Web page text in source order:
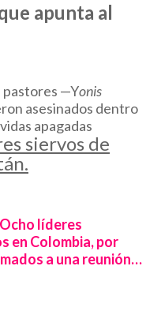
apunta al
pastores —Yonis
asesinados dentro
apagadas
siervos de
Ocho líderes
en Colombia, por
a una reunión…